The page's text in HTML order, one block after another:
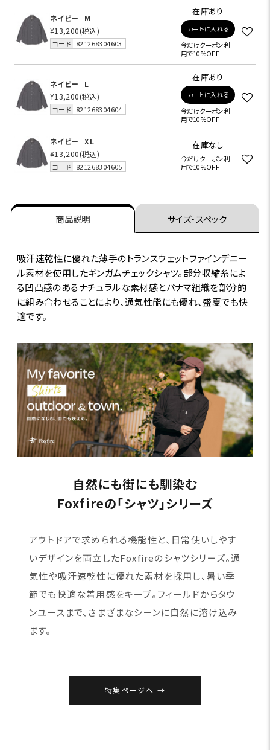
ネイビー
M
¥13,200(税込)
コード 821268304603
在庫あり
カートに入れる
今だけクーポン利
用で10%OFF
ネイビー
L
¥13,200(税込)
コード 821268304604
在庫あり
カートに入れる
今だけクーポン利
用で10%OFF
ネイビー
XL
¥13,200(税込)
コード 821268304605
在庫なし
今だけクーポン利
用で10%OFF
商品説明 サイズ・スペック
吸汗速乾性に優れた薄手のトランスウェットファインデニー
ル素材を使用したギンガムチェックシャツ。部分収縮糸によ
る凹凸感のあるナチュラルな素材感とパナマ組織を部分的
に組み合わせることにより、通気性能にも優れ、盛夏でも快
適です。
自然にも街にも馴染む
Foxfireの「シャツ」シリーズ
アウトドアで求められる機能性と、日常使いしやす
いデザインを両立したFoxfireのシャツシリーズ。通
気性や吸汗速乾性に優れた素材を採用し、暑い季
節でも快適な着用感をキープ。フィールドからタウ
ンユースまで、さまざまなシーンに自然に溶け込み
ます。
特集ページへ